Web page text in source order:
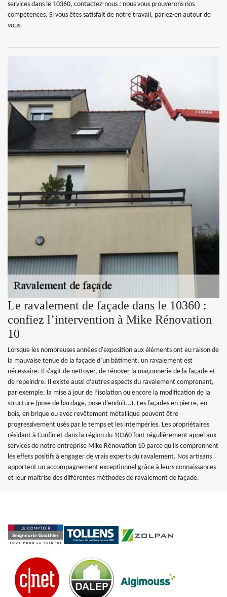
services dans le 10360, contactez-nous ; nous vous prouverons nos
compétences. Si vous êtes satisfait de notre travail, parlez-en autour de
vous.
Le ravalement de façade dans le 10360 :
confiez l’intervention à Mike Rénovation
10
Lorsque les nombreuses années d'exposition aux éléments ont eu raison de
la mauvaise tenue de la façade d’un bâtiment, un ravalement est
nécessaire. Il s'agit de nettoyer, de rénover la maçonnerie de la façade et
de repeindre. Il existe aussi d’autres aspects du ravalement comprenant,
par exemple, la mise à jour de l’isolation ou encore la modification de la
structure (pose de bardage, pose d’enduit…). Les façades en pierre, en
bois, en brique ou avec revêtement métallique peuvent être
progressivement usés par le temps et les intempéries. Les propriétaires
résidant à Cunfin et dans la région du 10360 font régulièrement appel aux
services de notre entreprise Mike Rénovation 10 parce qu'ils comprennent
les effets positifs à engager de vrais experts du ravalement. Nos artisans
apportent un accompagnement exceptionnel grâce à leurs connaissances
et leur maîtrise des différentes méthodes de ravalement de façade.